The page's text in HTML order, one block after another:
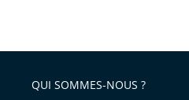
QUI SOMMES-NOUS ?